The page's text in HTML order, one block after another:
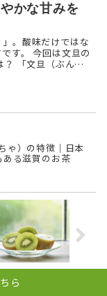
かな甘みを
。酸味だけではな
す。 今回は文旦の
？ 「文旦（ぶんた
ゃ）の特徴｜日本
る滋賀のお茶
ら